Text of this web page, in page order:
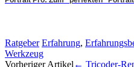
Ratgeber Erfahrung,
Werkzeug
Vorheriger Artikel ← Tricoder-